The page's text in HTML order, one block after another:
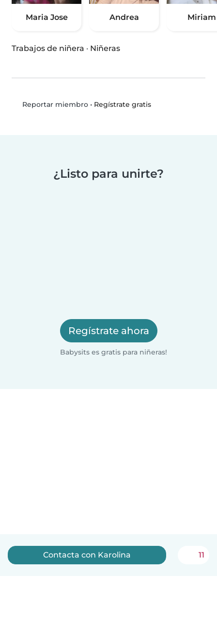
Maria Jose Andrea Miriam
Trabajos de niñera · Niñeras
Reportar miembro• Regístrate gratis
¿Listo para unirte?
Regístrate ahora
Babysits es gratis para niñeras!
Contacta con Karolina 11